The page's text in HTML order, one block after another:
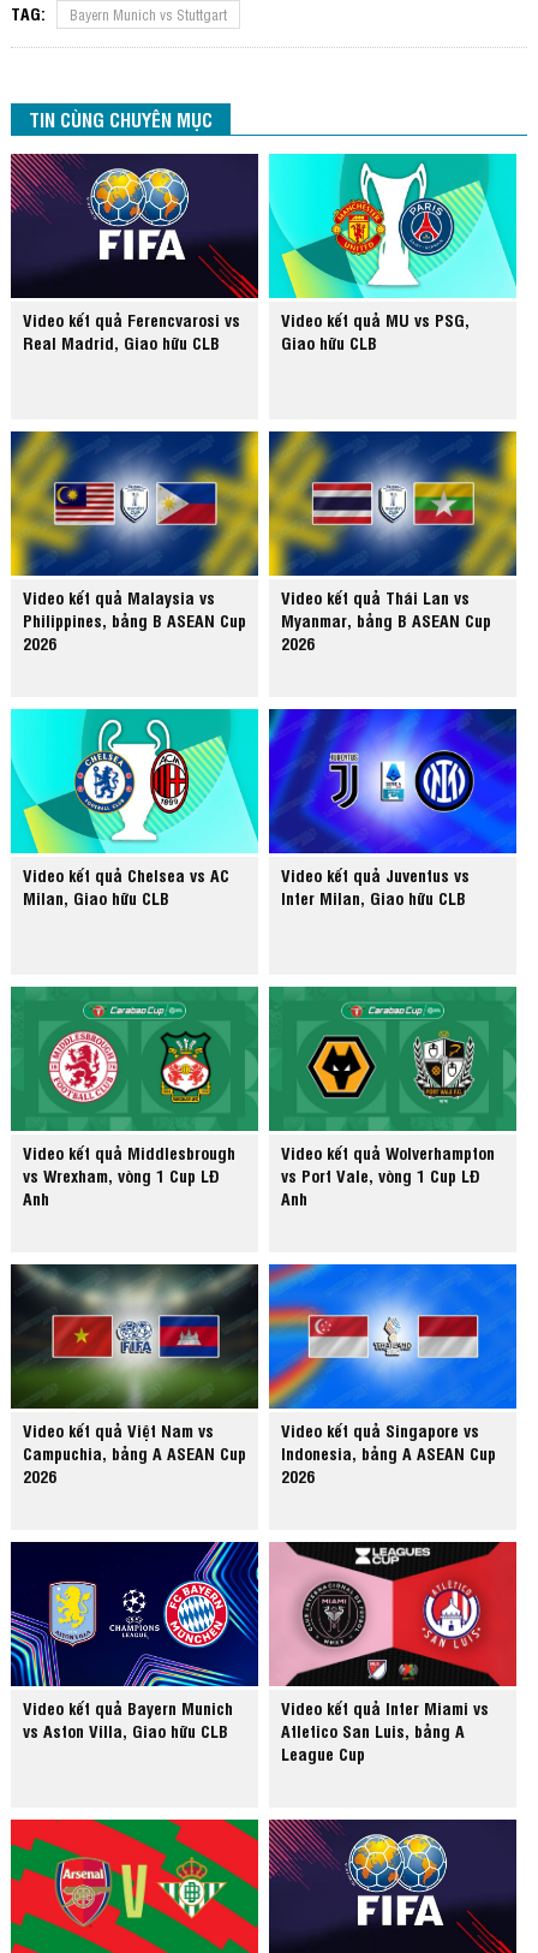
TAG: Bayern Munich vs Stuttgart
TIN CÙNG CHUYÊN MỤC
Video kết quả Ferencvarosi vs
Real Madrid, Giao hữu CLB
Video kết quả MU vs PSG,
Giao hữu CLB
Video kết quả Malaysia vs
Philippines, bảng B ASEAN Cup
2026
Video kết quả Thái Lan vs
Myanmar, bảng B ASEAN Cup
2026
Video kết quả Chelsea vs AC
Milan, Giao hữu CLB
Video kết quả Juventus vs
Inter Milan, Giao hữu CLB
Video kết quả Middlesbrough
vs Wrexham, vòng 1 Cup LĐ
Anh
Video kết quả Wolverhampton
vs Port Vale, vòng 1 Cup LĐ
Anh
Video kết quả Việt Nam vs
Campuchia, bảng A ASEAN Cup
2026
Video kết quả Singapore vs
Indonesia, bảng A ASEAN Cup
2026
Video kết quả Bayern Munich
vs Aston Villa, Giao hữu CLB
Video kết quả Inter Miami vs
Atletico San Luis, bảng A
League Cup